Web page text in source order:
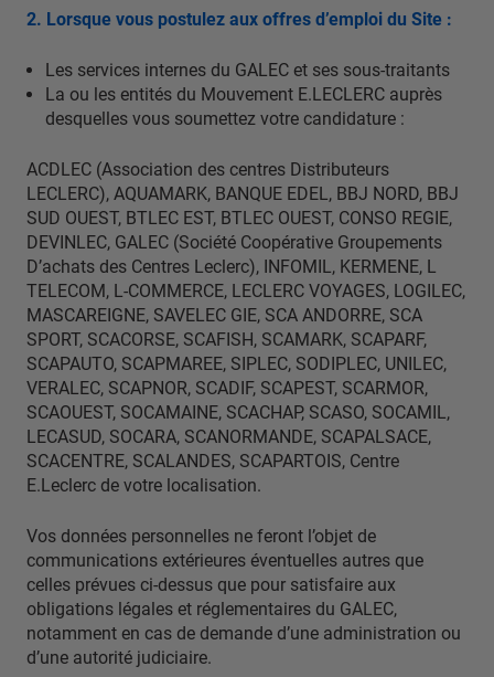
2. Lorsque vous postulez aux offres d’emploi du Site :
Les services internes du GALEC et ses sous-traitants
La ou les entités du Mouvement E.LECLERC auprès
desquelles vous soumettez votre candidature :
ACDLEC (Association des centres Distributeurs
LECLERC), AQUAMARK, BANQUE EDEL, BBJ NORD, BBJ
SUD OUEST, BTLEC EST, BTLEC OUEST, CONSO REGIE,
DEVINLEC, GALEC (Société Coopérative Groupements
D’achats des Centres Leclerc), INFOMIL, KERMENE, L
TELECOM, L-COMMERCE, LECLERC VOYAGES, LOGILEC,
MASCAREIGNE, SAVELEC GIE, SCA ANDORRE, SCA
SPORT, SCACORSE, SCAFISH, SCAMARK, SCAPARF,
SCAPAUTO, SCAPMAREE, SIPLEC, SODIPLEC, UNILEC,
VERALEC, SCAPNOR, SCADIF, SCAPEST, SCARMOR,
SCAOUEST, SOCAMAINE, SCACHAP, SCASO, SOCAMIL,
LECASUD, SOCARA, SCANORMANDE, SCAPALSACE,
SCACENTRE, SCALANDES, SCAPARTOIS, Centre
E.Leclerc de votre localisation.
Vos données personnelles ne feront l’objet de
communications extérieures éventuelles autres que
celles prévues ci-dessus que pour satisfaire aux
obligations légales et réglementaires du GALEC,
notamment en cas de demande d’une administration ou
d’une autorité judiciaire.